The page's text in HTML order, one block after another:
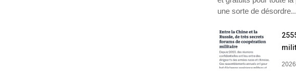
une sorte de désordre...